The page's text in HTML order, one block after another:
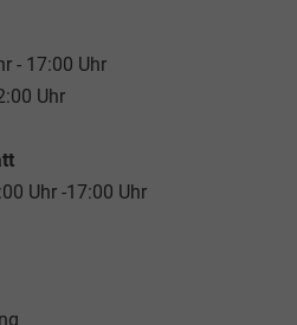
- 17:00 Uhr
Uhr
Uhr -17:00 Uhr